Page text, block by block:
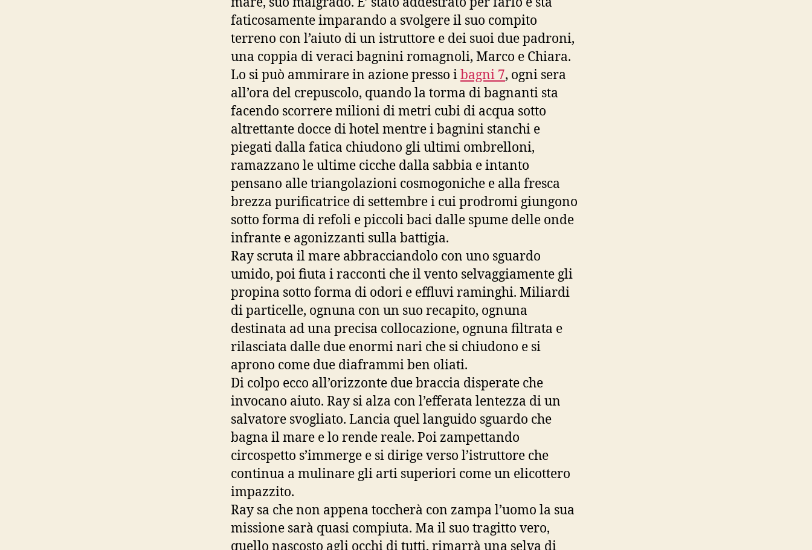
faticosamente imparando a svolgere il suo compito
terreno con l’aiuto di un istruttore e dei suoi due padroni,
una coppia di veraci bagnini romagnoli, Marco e Chiara.
Lo si può ammirare in azione presso ibagni 7, ogni sera
all’ora del crepuscolo, quando la torma di bagnanti sta
facendo scorrere milioni di metri cubi di acqua sotto
altrettante docce di hotel mentre i bagnini stanchi e
piegati dalla fatica chiudono gli ultimi ombrelloni,
ramazzano le ultime cicche dalla sabbia e intanto
pensano alle triangolazioni cosmogoniche e alla fresca
brezza purificatrice di settembre i cui prodromi giungono
sotto forma di refoli e piccoli baci dalle spume delle onde
infrante e agonizzanti sulla battigia.
Ray scruta il mare abbracciandolo con uno sguardo
umido, poi fiuta i racconti che il vento selvaggiamente gli
propina sotto forma di odori e effluvi raminghi. Miliardi
di particelle, ognuna con un suo recapito, ognuna
destinata ad una precisa collocazione, ognuna filtrata e
rilasciata dalle due enormi nari che si chiudono e si
aprono come due diaframmi ben oliati.
Di colpo ecco all’orizzonte due braccia disperate che
invocano aiuto. Ray si alza con l’efferata lentezza di un
salvatore svogliato. Lancia quel languido sguardo che
bagna il mare e lo rende reale. Poi zampettando
circospetto s’immerge e si dirige verso l’istruttore che
continua a mulinare gli arti superiori come un elicottero
impazzito.
Ray sa che non appena toccherà con zampa l’uomo la sua
missione sarà quasi compiuta. Ma il suo tragitto vero,
quello nascosto agli occhi di tutti, rimarrà una selva di